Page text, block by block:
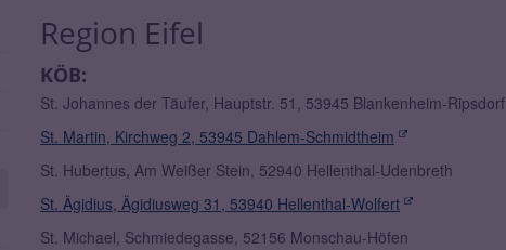
Region Eifel
KÖB:
St. Johannes der Täufer, Hauptstr. 51, 53945 Blankenheim-Ripsdorf
St. Martin, Kirchweg 2, 53945 Dahlem-Schmidtheim
St. Hubertus, Am Weißer Stein, 52940 Hellenthal-Udenbreth
St. Ägidius, Ägidiusweg 31, 53940 Hellenthal-Wolfert
St. Michael, Schmiedegasse, 52156 Monschau-Höfen